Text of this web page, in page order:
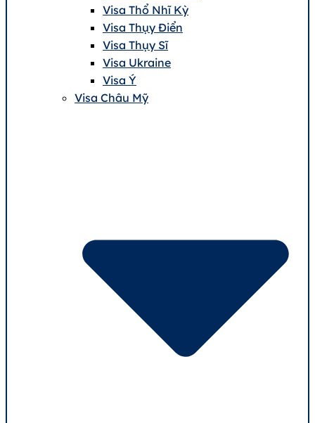
Visa Thổ Nhĩ Kỳ
Visa Thụy Điển
Visa Thụy Sĩ
Visa Ukraine
Visa Ý
Visa Châu Mỹ